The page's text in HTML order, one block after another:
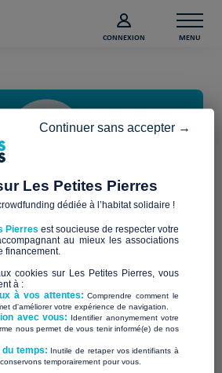
CONNEXION MENU
19 : 1er projet
financé !
« Aux Captifs, la
est la première association à
Les Petites Pierres
dédiée à l’habitat solidaire !
Pierres est soucieuse de respecter votre
au mieux les associations
financement.
cookies sur Les Petites Pierres, vous
à :
à vos attentes:Comprendre comment le
d'améliorer votre expérience de navigation.
avec vous: Identifier anonymement votre
nous permet de vous tenir informé(e) de nos
du temps: Inutile de retaper vos identifiants à
temporairement pour vous.
Continuer sans accepter →